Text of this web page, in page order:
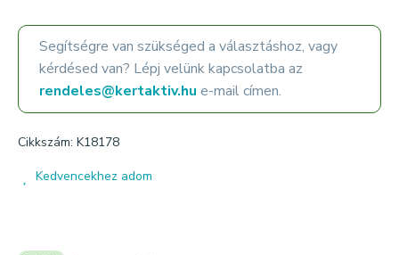
Segítségre van szükséged a választáshoz, vagy
kérdésed van? Lépj velünk kapcsolatba az
rendeles@kertaktiv.hu e-mail címen.
Cikkszám: K18178
Kedvencekhez adom